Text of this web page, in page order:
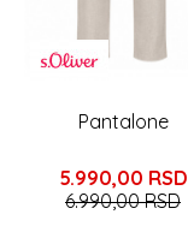
Pantalone
5.990,00 RSD
6.990,00RSD